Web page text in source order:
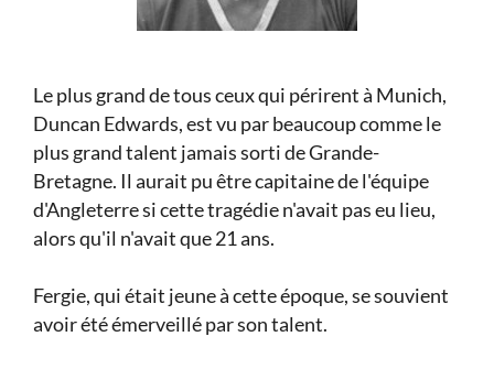
Le plus grand de tous ceux qui périrent à Munich,
Duncan Edwards, est vu par beaucoup comme le
plus grand talent jamais sorti de Grande-
Bretagne. Il aurait pu être capitaine de l'équipe
d'Angleterre si cette tragédie n'avait pas eu lieu,
alors qu'il n'avait que 21 ans.
Fergie, qui était jeune à cette époque, se souvient
avoir été émerveillé par son talent.